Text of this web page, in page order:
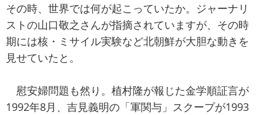
その時、世界では何が起こっていたか。ジャーナリ
ストの山口敬之さんが指摘されていますが、その時
期には核・ミサイル実験など北朝鮮が大胆な動きを
見せていたと。
慰安婦問題も然り。植村隆が報じた金学順証言が
1992年8月、吉見義明の「軍関与」スクープが1993